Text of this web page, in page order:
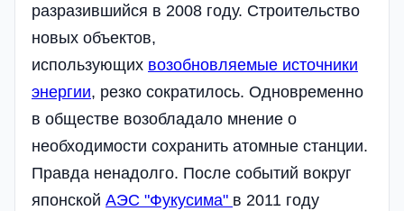
разразившийся в 2008 году. Строительство
новых объектов,
использующих возобновляемые источники
энергии, резко сократилось. Одновременно
в обществе возобладало мнение о
необходимости сохранить атомные станции.
Правда ненадолго. После событий вокруг
японской АЭС "Фукусима" в 2011 году